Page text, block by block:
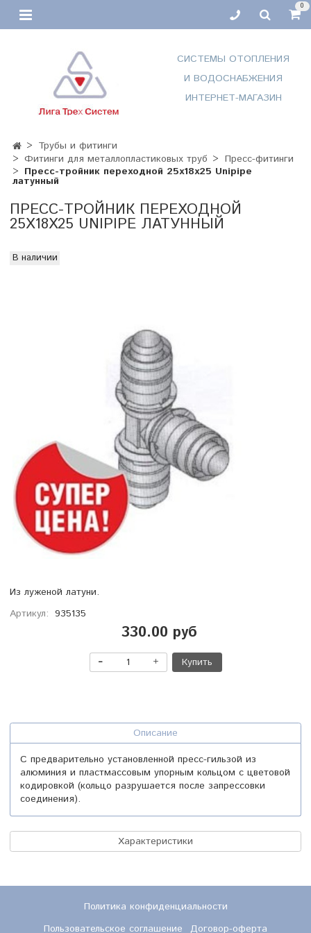
0
СИСТЕМЫ ОТОПЛЕНИЯ
И ВОДОСНАБЖЕНИЯ
ИНТЕРНЕТ-МАГАЗИН
Трубы и фитинги
Фитинги для металлопластиковых труб
Пресс-фитинги
Пресс-тройник переходной 25х18х25 Unipipe
латунный
ПРЕСС-ТРОЙНИК ПЕРЕХОДНОЙ
25Х18Х25 UNIPIPE ЛАТУННЫЙ
В наличии
Из луженой латуни.
Артикул: 935135
330.00 руб
Купить
Описание
С предварительно установленной пресс-гильзой из
алюминия и пластмассовым упорным кольцом с цветовой
кодировкой (кольцо разрушается после запрессовки
соединения).
Характеристики
Политика конфиденциальности
Пользовательское соглашение
Договор-оферта